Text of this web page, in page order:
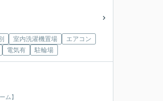
室内洗濯機置場
エアコン
電気有 駐輪場
ム】